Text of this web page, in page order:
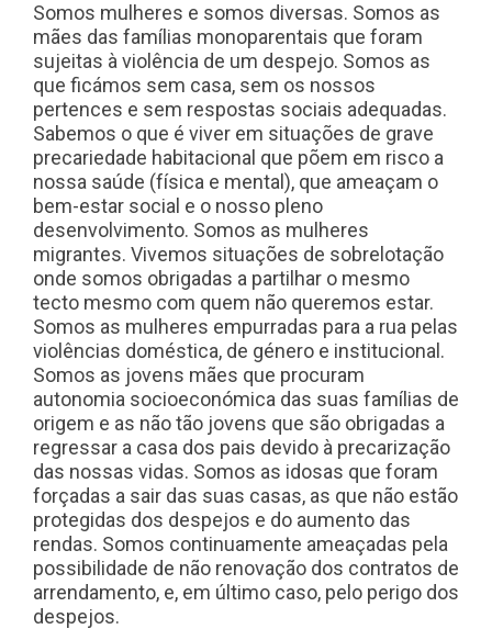
Somos mulheres e somos diversas. Somos as
mães das famílias monoparentais que foram
sujeitas à violência de um despejo. Somos as
que ficámos sem casa, sem os nossos
pertences e sem respostas sociais adequadas.
Sabemos o que é viver em situações de grave
precariedade habitacional que põem em risco a
nossa saúde (física e mental), que ameaçam o
bem-estar social e o nosso pleno
desenvolvimento. Somos as mulheres
migrantes. Vivemos situações de sobrelotação
onde somos obrigadas a partilhar o mesmo
tecto mesmo com quem não queremos estar.
Somos as mulheres empurradas para a rua pelas
violências doméstica, de género e institucional.
Somos as jovens mães que procuram
autonomia socioeconómica das suas famílias de
origem e as não tão jovens que são obrigadas a
regressar a casa dos pais devido à precarização
das nossas vidas. Somos as idosas que foram
forçadas a sair das suas casas, as que não estão
protegidas dos despejos e do aumento das
rendas. Somos continuamente ameaçadas pela
possibilidade de não renovação dos contratos de
arrendamento, e, em último caso, pelo perigo dos
despejos.